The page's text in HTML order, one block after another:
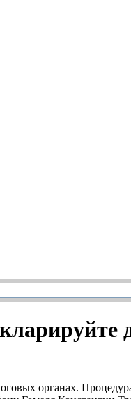
органах.